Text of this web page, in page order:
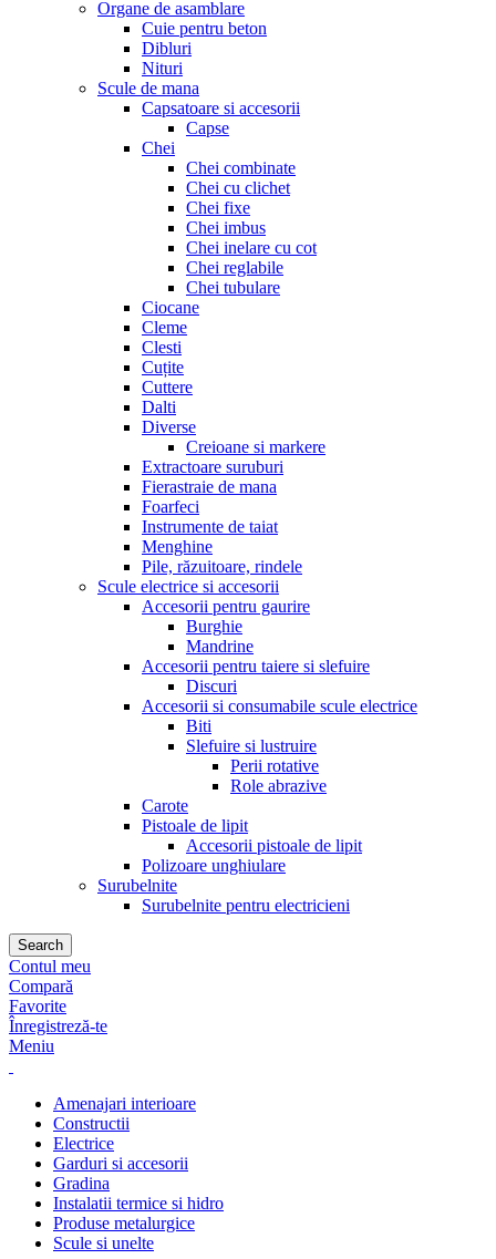
Organe de asamblare
Cuie pentru beton
Dibluri
Nituri
Scule de mana
Capsatoare si accesorii
Capse
Chei
Chei combinate
Chei cu clichet
Chei fixe
Chei imbus
Chei inelare cu cot
Chei reglabile
Chei tubulare
Ciocane
Cleme
Clesti
Cuțite
Cuttere
Dalti
Diverse
Creioane si markere
Extractoare suruburi
Fierastraie de mana
Foarfeci
Instrumente de taiat
Menghine
Pile, răzuitoare, rindele
Scule electrice si accesorii
Accesorii pentru gaurire
Burghie
Mandrine
Accesorii pentru taiere si slefuire
Discuri
Accesorii si consumabile scule electrice
Biti
Slefuire si lustruire
Perii rotative
Role abrazive
Carote
Pistoale de lipit
Accesorii pistoale de lipit
Polizoare unghiulare
Surubelnite
Surubelnite pentru electricieni
Search
Contul meu
Compară
Favorite
Înregistreză-te
Meniu
Amenajari interioare
Constructii
Electrice
Garduri si accesorii
Gradina
Instalatii termice si hidro
Produse metalurgice
Scule si unelte